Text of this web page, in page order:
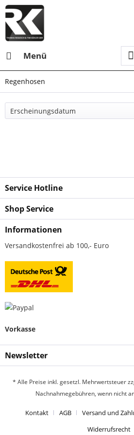
Menü
Regenhosen
Service Hotline
Shop Service
Informationen
Versandkostenfrei ab 100,- Euro
Vorkasse
Newsletter
* Alle Preise inkl. gesetzl. Mehrwertsteuer
Nachnahmegebühren, wenn nicht
Kontakt AGB
Versand und
Widerrufsrecht